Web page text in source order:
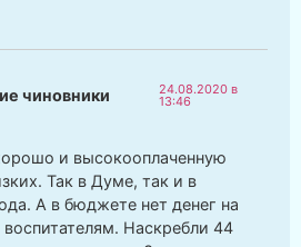
чиновники
24.08.2020 в
13:46
и высокооплаченную
Так в Думе, так и в
А в бюджете нет денег на
воспитателям. Наскребли 44